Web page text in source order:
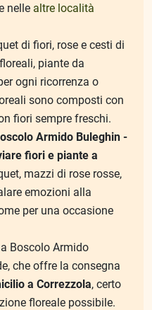
nelle altre località
di fiori, rose e cesti di
piante da
ogni ricorrenza o
sono composti con
fiori sempre freschi.
Armido Buleghin -
fiori e piante a
mazzi di rose rosse,
emozioni alla
per una occasione
Boscolo Armido
che offre la consegna
a Correzzola, certo
floreale possibile.